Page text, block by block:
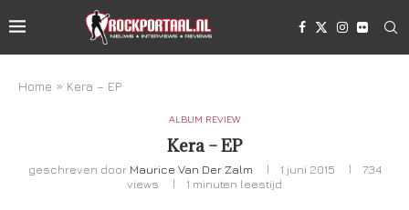
Home » Kera – EP
ALBUM REVIEW
Kera – EP
geschreven door Maurice Van Der Zalm 1 juni 2015
734
views
1 minuten leestijd